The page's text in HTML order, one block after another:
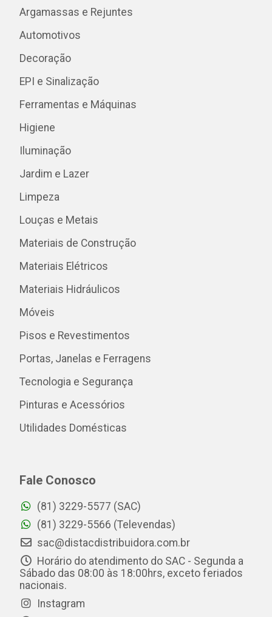
Argamassas e Rejuntes
Automotivos
Decoração
EPI e Sinalização
Ferramentas e Máquinas
Higiene
Iluminação
Jardim e Lazer
Limpeza
Louças e Metais
Materiais de Construção
Materiais Elétricos
Materiais Hidráulicos
Móveis
Pisos e Revestimentos
Portas, Janelas e Ferragens
Tecnologia e Segurança
Pinturas e Acessórios
Utilidades Domésticas
Fale Conosco
(81) 3229-5577 (SAC)
(81) 3229-5566 (Televendas)
sac@distacdistribuidora.com.br
Horário do atendimento do SAC - Segunda a
Sábado das 08:00 às 18:00hrs, exceto feriados
nacionais.
Instagram